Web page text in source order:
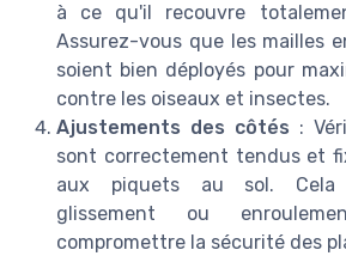
à ce qu'il recouvre
Assurez-vous que les mailles
soient bien déployés pour
contre les oiseaux et insectes.
Ajustements des côtés :
sont correctement tendus et
aux piquets au sol. Cela
glissement ou
compromettre la sécurité des